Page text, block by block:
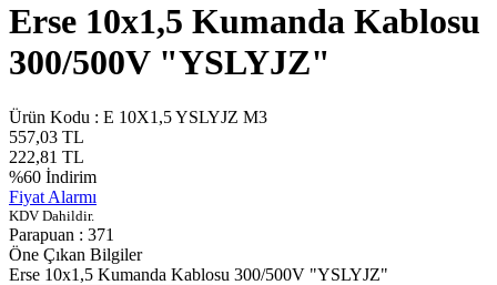
Erse 10x1,5 Kumanda Kablosu
300/500V "YSLYJZ"
Ürün Kodu : E 10X1,5 YSLYJZ M3
557,03 TL
222,81 TL
%60 İndirim
Fiyat Alarmı
KDV Dahildir.
Parapuan : 371
Öne Çıkan Bilgiler
Erse 10x1,5 Kumanda Kablosu 300/500V "YSLYJZ"